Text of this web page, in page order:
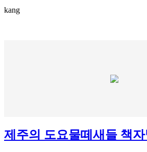
kang
제주의 도요물떼새들 책